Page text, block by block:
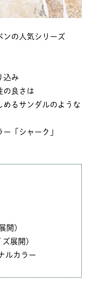
ンの人気シリーズ
込み
の良さは
めるサンダルのような
「シャーク」
開)
ズ展開)
ルカラー